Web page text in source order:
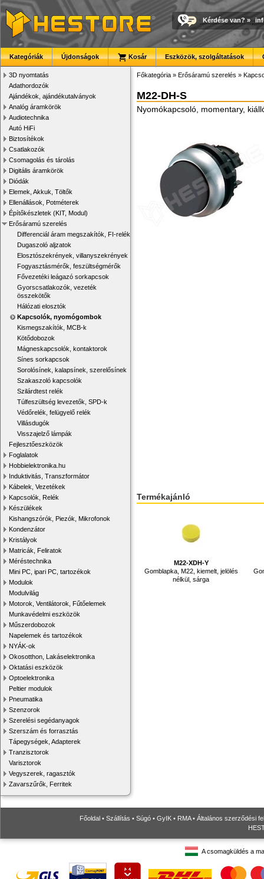
Kérdése van? »
Kategóriák Újdonságok Kosár Eszközök, szolgáltatások
3D nyomtatás
Adathordozók
Ajándékok, ajándékutalványok
Analóg áramkörök
Audiotechnika
Autó HiFi
Biztosítékok
Csatlakozók
Csomagolás és tárolás
Digitális áramkörök
Diódák
Elemek, Akkuk, Töltők
Ellenállások, Potméterek
Építőkészletek (KIT, Modul)
Erősáramú szerelés
Differenciál áram megszakítók, FI-relék
Dugaszoló aljzatok
Elosztószekrények, villanyszekrények
Fogyasztásmérők, feszültségmérők
Fővezetéki leágazó sorkapcsok
Gyorscsatlakozók, vezeték
összekötők
Hálózati elosztók
Kapcsolók, nyomógombok
Kismegszakítók, MCB-k
Kötődobozok
Mágneskapcsolók, kontaktorok
Sínes sorkapcsok
Sorolósínek, kalapsínek, szerelősínek
Szakaszoló kapcsolók
Szilárdtest relék
Túlfeszültség levezetők, SPD-k
Védőrelék, felügyelő relék
Villásdugók
Visszajelző lámpák
Fejlesztőeszközök
Foglalatok
Hobbielektronika.hu
Induktivitás, Transzformátor
Kábelek, Vezetékek
Kapcsolók, Relék
Készülékek
Kishangszórók, Piezók, Mikrofonok
Kondenzátor
Kristályok
Matricák, Feliratok
Méréstechnika
Mini PC, ipari PC, tartozékok
Modulok
Modulvilág
Motorok, Ventilátorok, Fűtőelemek
Munkavédelmi eszközök
Műszerdobozok
Napelemek és tartozékok
NYÁK-ok
Okosotthon, Lakáselektronika
Oktatási eszközök
Optoelektronika
Peltier modulok
Pneumatika
Szenzorok
Szerelési segédanyagok
Szerszám és forrasztás
Tápegységek, Adapterek
Tranzisztorok
Varisztorok
Vegyszerek, ragasztók
Zavarszűrők, Ferritek
Főkategória » Erősáramú szerelés »
M22-DH-S
Nyomókapcsoló, momentary,
Termékajánló
M22-XDH-Y
Gomblapka, M22, kiemelt, jelölés
nélkül, sárga
Főoldal • Szállítás • Súgó • GyIK • RMA• Általános szerződési
A csomagküldés a